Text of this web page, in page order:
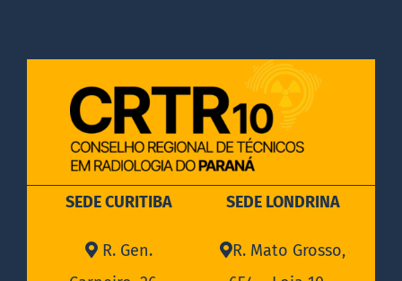
GALERIA DE FOTOS
FALE CONOSCO
SEDE CURITIBA
R. Gen.
SEDE LONDRINA
R. Mato Grosso,